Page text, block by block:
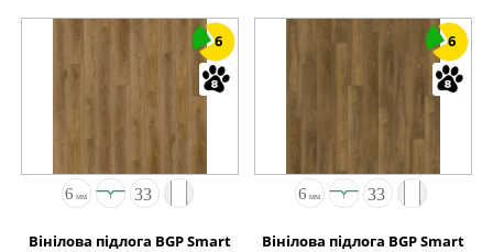
6
Вінілова підлога BGP Smart
6
Вінілова підлога BGP Smart